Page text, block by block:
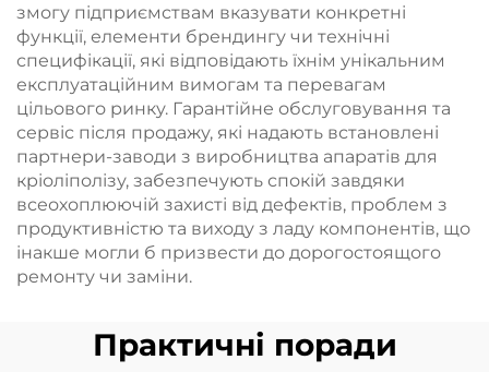
змогу підприємствам вказувати конкретні
функції, елементи брендингу чи технічні
специфікації, які відповідають їхнім унікальним
експлуатаційним вимогам та перевагам
цільового ринку. Гарантійне обслуговування та
сервіс після продажу, які надають встановлені
партнери-заводи з виробництва апаратів для
кріоліполізу, забезпечують спокій завдяки
всеохоплюючій захисті від дефектів, проблем з
продуктивністю та виходу з ладу компонентів, що
інакше могли б призвести до дорогостоящого
ремонту чи заміни.
Практичні поради